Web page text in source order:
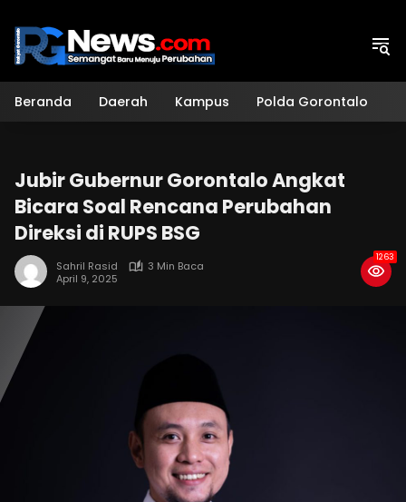
konten
Beranda Daerah Kampus Polda Gorontalo
Jubir Gubernur Gorontalo Angkat
Bicara Soal Rencana Perubahan
Direksi di RUPS BSG
Sahril Rasid
3 Min Baca
April 9, 2025
1263